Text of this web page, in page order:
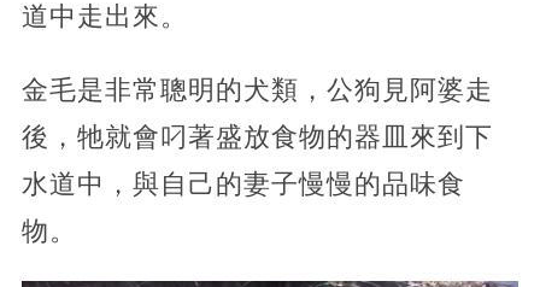
道中走出來。
金毛是非常聰明的犬類，公狗見阿婆走
後，牠就會叼著盛放食物的器皿來到下
水道中，與自己的妻子慢慢的品味食
物。